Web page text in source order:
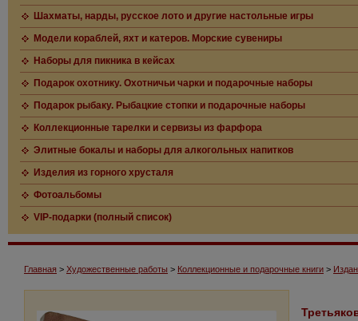
Шахматы, нарды, русское лото и другие настольные игры
Модели кораблей, яхт и катеров. Морские сувениры
Наборы для пикника в кейсах
Подарок охотнику. Охотничьи чарки и подарочные наборы
Подарок рыбаку. Рыбацкие стопки и подарочные наборы
Коллекционные тарелки и сервизы из фарфора
Элитные бокалы и наборы для алкогольных напитков
Изделия из горного хрусталя
Фотоальбомы
VIP-подарки (полный список)
Главная > Художественные работы > Коллекционные и подарочные книги >